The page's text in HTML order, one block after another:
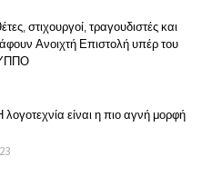
στιχουργοί, τραγουδιστές και
Ανοιχτή Επιστολή υπέρ του
ΥΠΠΟ
λογοτεχνία είναι η πιο αγνή μορφή